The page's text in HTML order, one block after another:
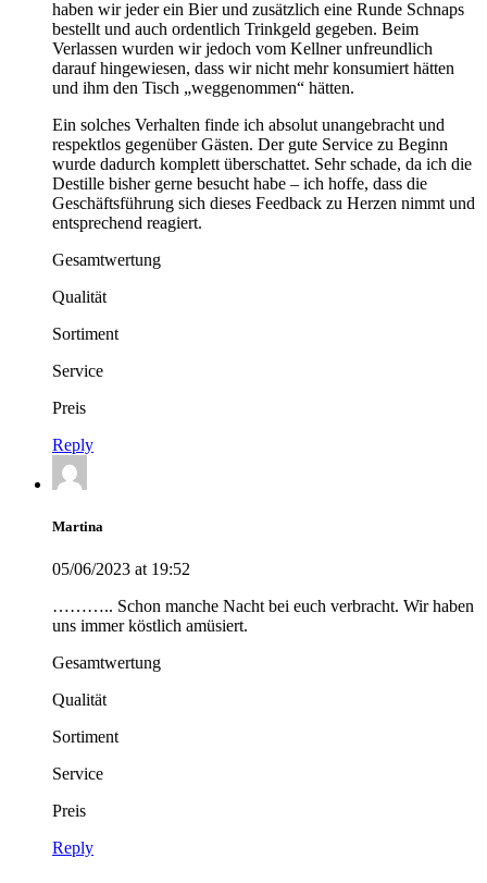
haben wir jeder ein Bier und zusätzlich eine Runde Schnaps
bestellt und auch ordentlich Trinkgeld gegeben. Beim
Verlassen wurden wir jedoch vom Kellner unfreundlich
darauf hingewiesen, dass wir nicht mehr konsumiert hätten
und ihm den Tisch „weggenommen“ hätten.
Ein solches Verhalten finde ich absolut unangebracht und
respektlos gegenüber Gästen. Der gute Service zu Beginn
wurde dadurch komplett überschattet. Sehr schade, da ich die
Destille bisher gerne besucht habe – ich hoffe, dass die
Geschäftsführung sich dieses Feedback zu Herzen nimmt und
entsprechend reagiert.
Gesamtwertung
Qualität
Sortiment
Service
Preis
Reply
Martina
05/06/2023 at 19:52
……….. Schon manche Nacht bei euch verbracht. Wir haben
uns immer köstlich amüsiert.
Gesamtwertung
Qualität
Sortiment
Service
Preis
Reply